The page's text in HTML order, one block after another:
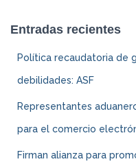
Entradas recientes
Política recaudatoria de
debilidades: ASF
Representantes
para el comercio
Firman alianza para